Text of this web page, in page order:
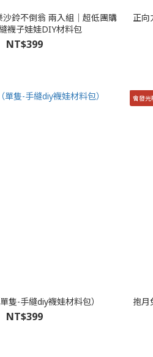
沙鈴不倒翁 兩入組│超低團購
襪子娃娃DIY材料包
NT$399
正
隻-手縫diy襪娃材料包）
NT$399
會發光
抱